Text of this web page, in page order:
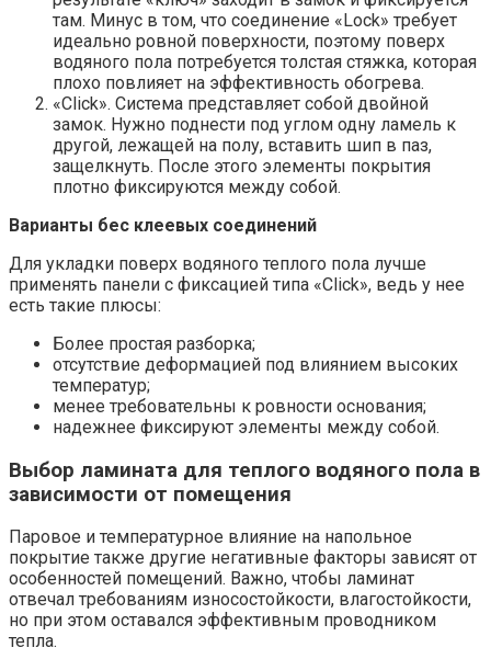
там. Минус в том, что соединение «Lock» требует
идеально ровной поверхности, поэтому поверх
водяного пола потребуется толстая стяжка, которая
плохо повлияет на эффективность обогрева.
«Click». Система представляет собой двойной
замок. Нужно поднести под углом одну ламель к
другой, лежащей на полу, вставить шип в паз,
защелкнуть. После этого элементы покрытия
плотно фиксируются между собой.
Варианты бес клеевых соединений
Для укладки поверх водяного теплого пола лучше
применять панели с фиксацией типа «Click», ведь у нее
есть такие плюсы:
Более простая разборка;
отсутствие деформацией под влиянием высоких
температур;
менее требовательны к ровности основания;
надежнее фиксируют элементы между собой.
Выбор ламината для теплого водяного пола в
зависимости от помещения
Паровое и температурное влияние на напольное
покрытие также другие негативные факторы зависят от
особенностей помещений. Важно, чтобы ламинат
отвечал требованиям износостойкости, влагостойкости,
но при этом оставался эффективным проводником
тепла.